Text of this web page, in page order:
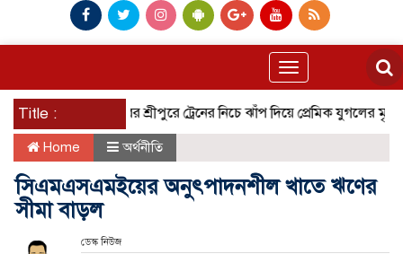
Toggle
navigation
Title :গাজীপুরের শ্রীপুরে ট্রেনের নিচে ঝাঁপ দিয়ে প্রেমিক যুগলের মৃ/ত্যু!
Home অর্থনীতি
সিএমএসএমইয়ের অনুৎপাদনশীল খাতে ঋণের
সীমা বাড়ল
ডেস্ক নিউজ